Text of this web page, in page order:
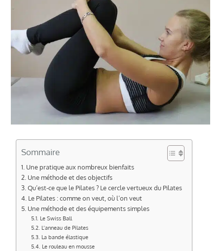
Sommaire
Une pratique aux nombreux bienfaits
Une méthode et des objectifs
Qu’est-ce que le Pilates ? Le cercle vertueux du Pilates
Le Pilates : comme on veut, où l’on veut
Une méthode et des équipements simples
Le Swiss Ball
L’anneau de Pilates
La bande élastique
Le rouleau en mousse